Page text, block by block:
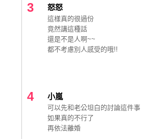
3 怒怒
這樣真的很過份
竟然講這種話
還是不是人啊~~
都不考慮別人感受的哦!!
4 小嵐
可以先和老公坦白的討論這件事
如果真的不行了
再依法離婚